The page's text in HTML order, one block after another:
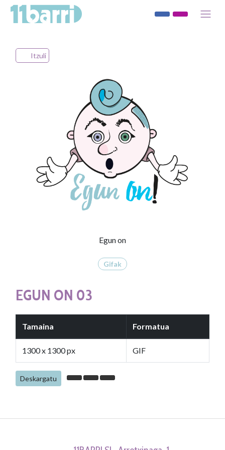
Itzuli
Egun on
Gifak
EGUN ON 03
Tamaina Formatua
1300 x 1300 px GIF
Deskargatu